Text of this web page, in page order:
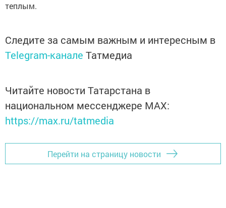
теплым.
Следите за самым важным и интересным в
Telegram-канале Татмедиа
Читайте новости Татарстана в
национальном мессенджере MАХ:
https://max.ru/tatmedia
Перейти на страницу новости